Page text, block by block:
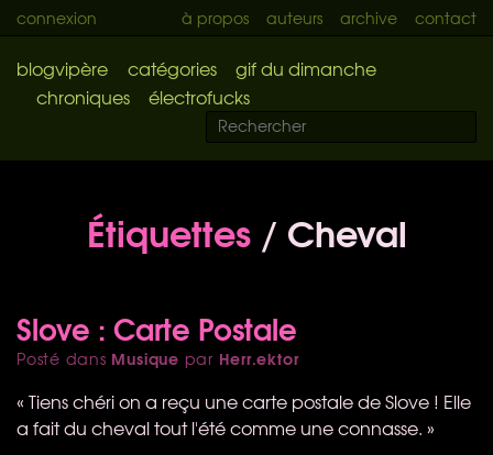
connexion à propos auteurs archive contact
blogvipère catégories
gif du dimanche
chroniques
électrofucks
Étiquettes/ Cheval
Slove : Carte Postale
Posté dans Musique par Herr.ektor
« Tiens chéri on a reçu une carte postale de Slove ! Elle
a fait du cheval tout l'été comme une connasse. »